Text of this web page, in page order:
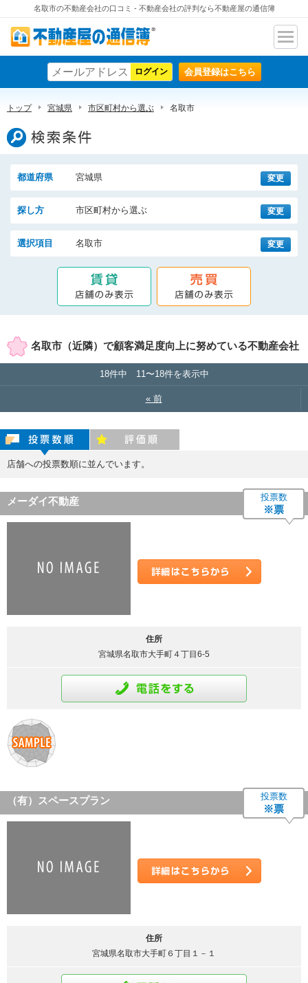
名取市の不動産会社の口コミ - 不動産会社の評判なら不動産屋の通信簿
不動産屋の通信簿
ナビ
ン
会員登録はこちら
トップ 宮城県 市区町村から選ぶ 名取市
検索条件
都道府県 宮城県 変更
探し方 市区町村から選ぶ 変更
選択項目 名取市 変更
名取市（近隣）で顧客満足度向上に努めている不動産会社
18件中 11〜18件を表示中
« 前
店舗への投票数順に並んでいます。
メーダイ不動産 投票数
※票
住所
宮城県名取市大手町４丁目6-5
（有）スペースプラン 投票数
※票
住所
宮城県名取市大手町６丁目１－１